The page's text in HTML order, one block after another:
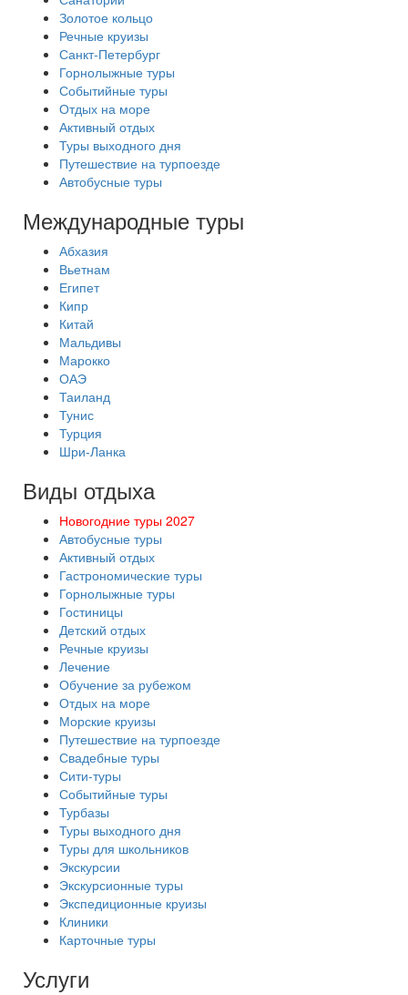
Золотое кольцо
Речные круизы
Санкт-Петербург
Горнолыжные туры
Событийные туры
Отдых на море
Активный отдых
Туры выходного дня
Путешествие на турпоезде
Автобусные туры
Международные туры
Абхазия
Вьетнам
Египет
Кипр
Китай
Мальдивы
Марокко
ОАЭ
Таиланд
Тунис
Турция
Шри-Ланка
Виды отдыха
Новогодние туры 2027
Автобусные туры
Активный отдых
Гастрономические туры
Горнолыжные туры
Гостиницы
Детский отдых
Речные круизы
Лечение
Обучение за рубежом
Отдых на море
Морские круизы
Путешествие на турпоезде
Свадебные туры
Сити-туры
Событийные туры
Турбазы
Туры выходного дня
Туры для школьников
Экскурсии
Экскурсионные туры
Экспедиционные круизы
Клиники
Карточные туры
Услуги